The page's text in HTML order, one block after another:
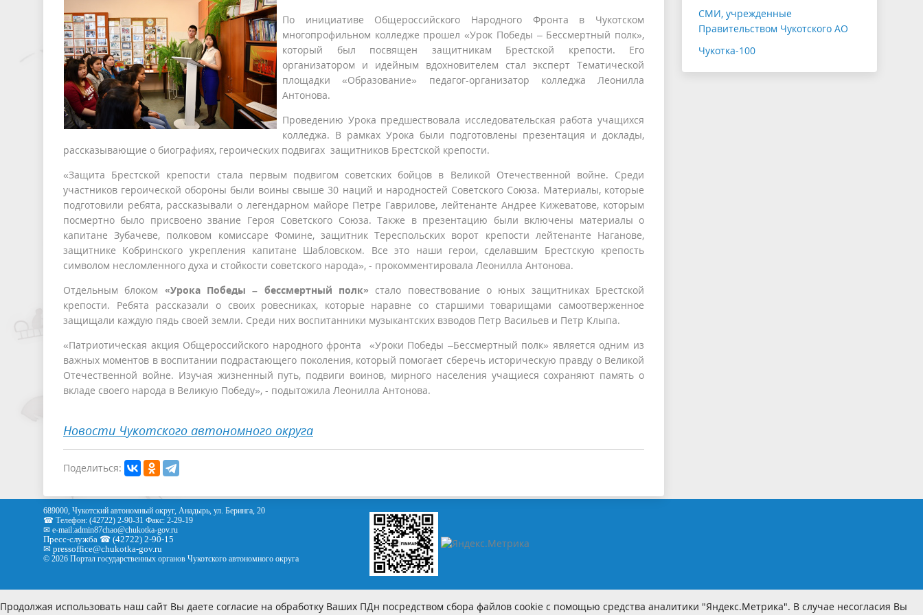
По инициативе Общероссийского Народного Фронта в Чукотском
многопрофильном колледже прошел «Урок Победы – Бессмертный полк»,
который был посвящен защитникам Брестской крепости. Его
организатором и идейным вдохновителем стал эксперт Тематической
площадки «Образование» педагог-организатор колледжа Леонилла
Антонова.
Проведению Урока предшествовала исследовательская работа учащихся
колледжа. В рамках Урока были подготовлены презентация и доклады,
рассказывающие о биографиях, героических подвигах защитников Брестской крепости.
«Защита Брестской крепости стала первым подвигом советских бойцов в Великой Отечественной войне. Среди
участников героической обороны были воины свыше 30 наций и народностей Советского Союза. Материалы, которые
подготовили ребята, рассказывали о легендарном майоре Петре Гаврилове, лейтенанте Андрее Кижеватове, которым
посмертно было присвоено звание Героя Советского Союза. Также в презентацию были включены материалы о
капитане Зубачеве, полковом комиссаре Фомине, защитник Тереспольских ворот крепости лейтенанте Наганове,
защитнике Кобринского укрепления капитане Шабловском. Все это наши герои, сделавшим Брестскую крепость
символом несломленного духа и стойкости советского народа», - прокомментировала Леонилла Антонова.
Отдельным блоком «Урока Победы – бессмертный полк» стало повествование о юных защитниках Брестской
крепости. Ребята рассказали о своих ровесниках, которые наравне со старшими товарищами самоотверженное
защищали каждую пядь своей земли. Среди них воспитанники музыкантских взводов Петр Васильев и Петр Клыпа.
«Патриотическая акция Общероссийского народного фронта «Уроки Победы –Бессмертный полк» является одним из
важных моментов в воспитании подрастающего поколения, который помогает сберечь историческую правду о Великой
Отечественной войне. Изучая жизненный путь, подвиги воинов, мирного населения учащиеся сохраняют память о
вкладе своего народа в Великую Победу», - подытожила Леонилла Антонова.
Новости Чукотского автономного округа
Поделиться:
СМИ, учрежденные
Правительством Чукотского АО
Чукотка-100
689000, Чукотский автономный округ, Анадырь, ул. Беринга, 20
☎ Телефон: (42722) 2-90-31 Факс: 2-29-19
✉ e-mail:admin87chao@chukotka-gov.ru
Пресс-служба ☎ (42722) 2-90-15
✉ pressoffice@chukotka-gov.ru
© 2026 Портал государственных органов Чукотского автономного округа
Продолжая использовать наш сайт Вы даете согласие на обработку Ваших ПДн посредством сбора файлов cookie с помощью средства аналитики "Яндекс.Метрика". В случае несогласия Вы